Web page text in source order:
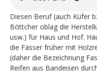
Diesen Beruf (auch Küfer
Böttcher oblag die
usw.) für Haus und Hof.
die Fässer früher mit
(daher die Bezeichnung
Reifen aus Bandeisen